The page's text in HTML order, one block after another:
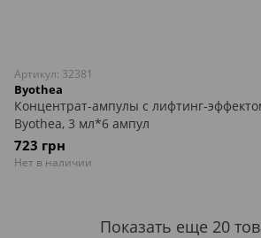
Артикул: 32381
Byothea
Концентрат-ампулы с лифтинг-
Byothea, 3 мл*6 ампул
723 грн
Нет в наличии
Показать еще 20